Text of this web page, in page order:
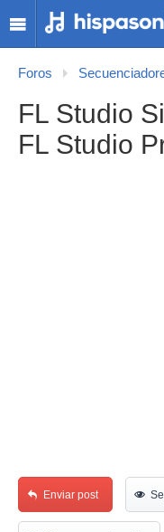
Foros
FL Studio
FL Studio
Enviar post